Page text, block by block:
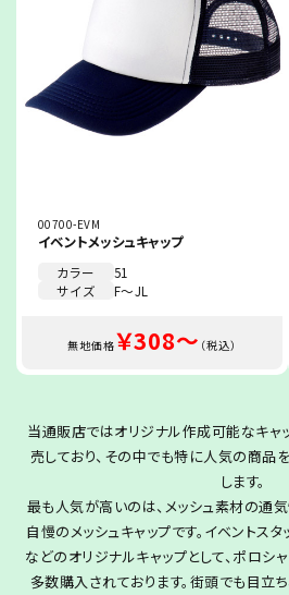
00700-EVM
イベントメッシュキャップ
カラー
51
サイズ
F～JL
無地価格￥308～ （税込）
当通販店ではオリジナル作成可能なキャ
売しており、その中でも特に人気の商品
します。
最も人気が高いのは、メッシュ素材の通
自慢のメッシュキャップです。イベントス
などのオリジナルキャップとして、ポロシ
多数購入されております。街頭でも目立